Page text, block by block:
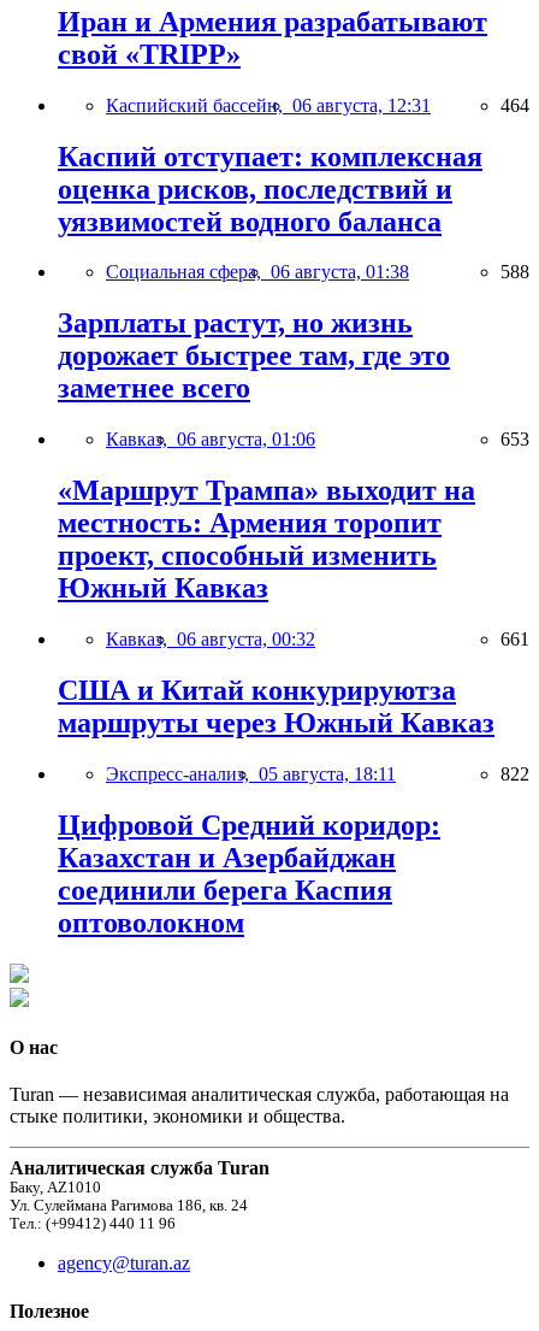
Иран и Армения разрабатывают
свой «TRIPP»
Каспийский бассейн, 06 августа, 12:31 464
Каспий отступает: комплексная
оценка рисков, последствий и
уязвимостей водного баланса
Социальная сфера, 06 августа, 01:38 588
Зарплаты растут, но жизнь
дорожает быстрее там, где это
заметнее всего
Кавказ, 06 августа, 01:06 653
«Маршрут Трампа» выходит на
местность: Армения торопит
проект, способный изменить
Южный Кавказ
Кавказ, 06 августа, 00:32 661
США и Китай конкурируютза
маршруты через Южный Кавказ
Экспресс-анализ, 05 августа, 18:11 822
Цифровой Средний коридор:
Казахстан и Азербайджан
соединили берега Каспия
оптоволокном
О нас
Turan — независимая аналитическая служба, работающая на
стыке политики, экономики и общества.
Аналитическая служба Turan
Баку, AZ1010
Ул. Сулеймана Рагимова 186, кв. 24
Тел.: (+99412) 440 11 96
agency@turan.az
Полезное